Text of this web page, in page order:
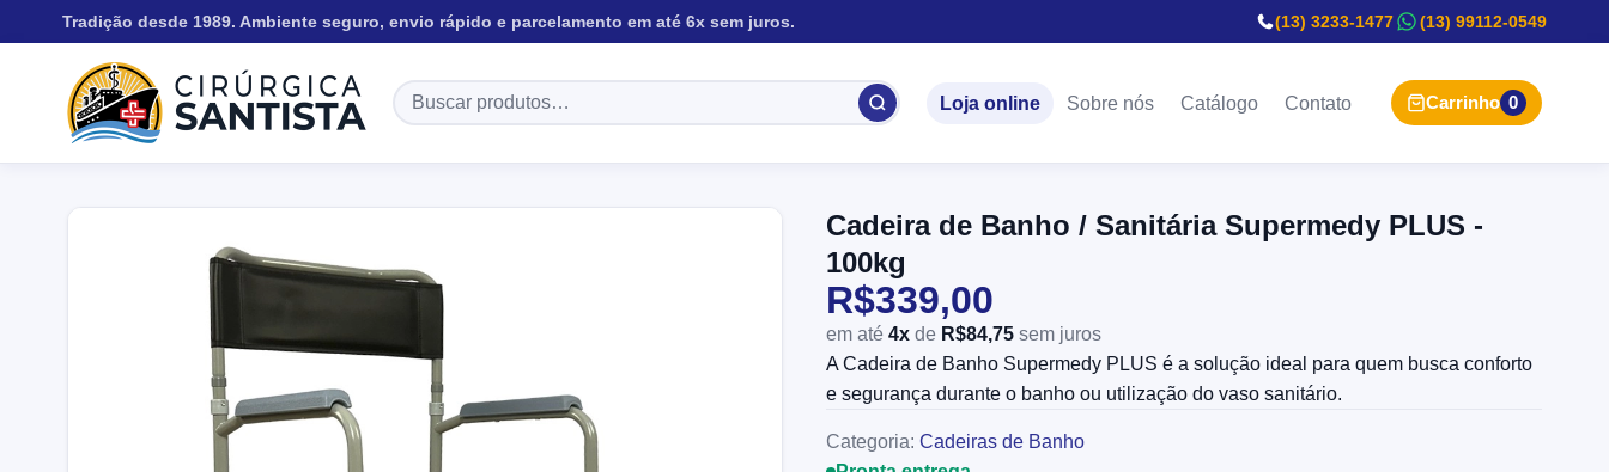
Tradição desde 1989. Ambiente seguro, envio rápido e parcelamento em até 6x sem juros. (13) 3233-1477 (13) 99112-0549
Loja online Sobre nós Catálogo Contato Carrinho 0
Cadeira de Banho / Sanitária Supermedy PLUS -
100kg
R$339,00
em até 4x de R$84,75 sem juros
A Cadeira de Banho Supermedy PLUS é a solução ideal para quem busca conforto
e segurança durante o banho ou utilização do vaso sanitário.
Categoria: Cadeiras de Banho